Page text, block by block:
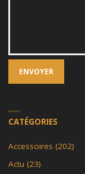
CATÉGORIES
Accessoires (202)
Actu (23)